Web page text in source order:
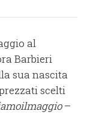
al
Barbieri
sua nascita
scelti
–